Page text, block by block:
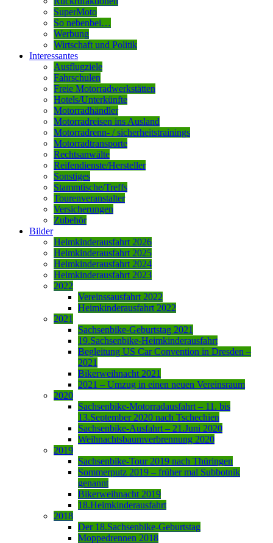
SuperMoto
So nebenbei…
Werbung
Wirtschaft und Politik
Interessantes
Ausflugziele
Fahrschulen
Freie Motorradwerkstätten
Hotels/Unterkünfte
Motorradhändler
Motorradreisen ins Ausland
Motorradrenn- / sicherheitstrainings
Motorradtransporte
Rechtsanwälte
Reifendienste/Hersteller
Sonstiges
Stammtische/Treffs
Tourenveranstalter
Versicherungen
Zubehör
Bilder
Heimkinderausfahrt 2026
Heimkinderausfahrt 2025
Heimkinderausfahrt 2024
Heimkinderausfahrt 2023
2022
Vereinssausfahrt 2022
Heimkinderausfahrt 2022
2021
Sachsenbike-Geburtstag 2021
19.Sachsenbike-Heimkinderausfahrt
Begleitung US Car Convention in Dresden –
2021
Bikerweihnacht 2021
2021 – Umzug in einen neuen Vereinsraum
2020
Sachsenbike-Motorradausfahrt – 11. bis
13.September 2020 nach Tschechien
Sachsenbike-Ausfahrt – 21.Juni 2020
Weihnachtsbaumverbrennung 2020
2019
Sachsenbike-Tour 2019 nach Thüringen
Sommerputz 2019 – früher mal Subbotnik
genannt
Bikerweihnacht 2019
18.Heimkinderausfahrt
2018
Der 18.Sachsenbike-Geburtstag
Moppedrennen 2018